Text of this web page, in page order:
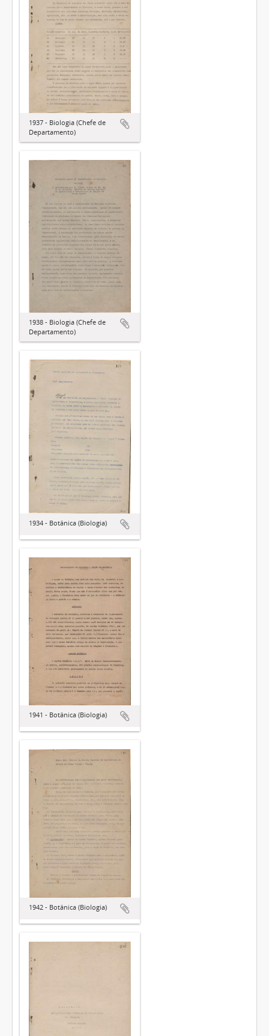
1937 - Biologia (Chefe de
Departamento)
1938 - Biologia (Chefe de
Departamento)
1934 - Botânica (Biologia)
1941 - Botânica (Biologia)
1942 - Botânica (Biologia)